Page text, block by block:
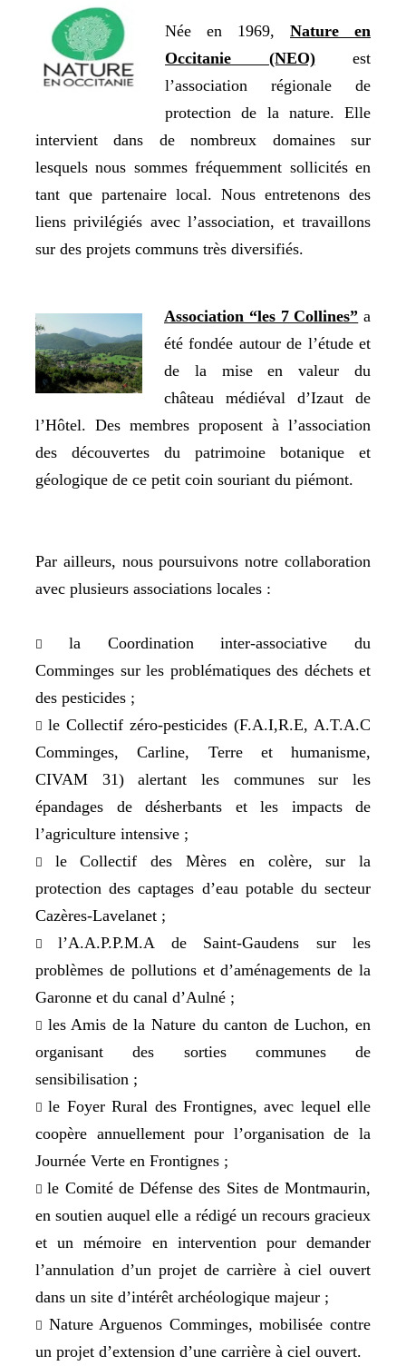
Née en 1969, Nature en
Occitanie (NEO)
est
l’association régionale de
protection de la nature. Elle
intervient dans de nombreux domaines sur
lesquels nous sommes fréquemment sollicités en
tant que partenaire local. Nous entretenons des
liens privilégiés avec l’association, et travaillons
sur des projets communs très diversifiés.
Association “les 7 Collines” a
été fondée autour de l’étude et
de la mise en valeur du
château médiéval d’Izaut de
l’Hôtel. Des membres proposent à l’association
des découvertes du patrimoine botanique et
géologique de ce petit coin souriant du piémont.
Par ailleurs, nous poursuivons notre collaboration
avec plusieurs associations locales :
 la Coordination inter-associative du
Comminges sur les problématiques des déchets et
des pesticides ;
 le Collectif zéro-pesticides (F.A.I,R.E, A.T.A.C
Comminges, Carline, Terre et humanisme,
CIVAM 31) alertant les communes sur les
épandages de désherbants et les impacts de
l’agriculture intensive ;
 le Collectif des Mères en colère, sur la
protection des captages d’eau potable du secteur
Cazères-Lavelanet ;
l’A.A.P.P.M.A de Saint-Gaudens sur les
problèmes de pollutions et d’aménagements de la
Garonne et du canal d’Aulné ;
 les Amis de la Nature du canton de Luchon, en
organisant des sorties communes de
sensibilisation ;
le Foyer Rural des Frontignes, avec lequel elle
coopère annuellement pour l’organisation de la
Journée Verte en Frontignes ;
le Comité de Défense des Sites de Montmaurin,
en soutien auquel elle a rédigé un recours gracieux
et un mémoire en intervention pour demander
l’annulation d’un projet de carrière à ciel ouvert
dans un site d’intérêt archéologique majeur ;
 Nature Arguenos Comminges, mobilisée contre
un projet d’extension d’une carrière à ciel ouvert.